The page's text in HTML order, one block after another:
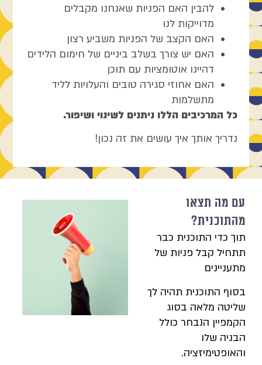
להבין האם הפניות שאנחנו מקבלים
מדוייקות לנו
האם הקצב של הפניות משביע רצון
האם יש צורך בשלב ביניים של חימום הלידים
דהיינו אוטומציות עם תוכן
האם אחוזי סגירה טובים והעלויות לליד
מתשלמות
כל המרכיבים הללו ניתנים לשינוי ושיפור.
נדריך אותך איך עושים את זה נכון!
מה תצאו
כדי התוכנית כבר
קבל פניות של
התוכנית תהיה לך
מלאה בסוג
הנבחר כולל
שלו